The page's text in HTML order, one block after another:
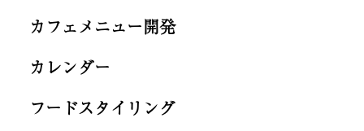
カフェメニュー開発
カレンダー
フードスタイリング